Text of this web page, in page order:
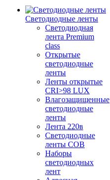
Светодиодные ленты
Светодиодная
лента Premium
class
Открытые
светодиодные
ленты
Ленты открытые
CRI>98 LUX
Влагозащищенные
светодиодные
ленты
Лента 220в
Светодиодные
ленты COB
Наборы
светодиодных
лент